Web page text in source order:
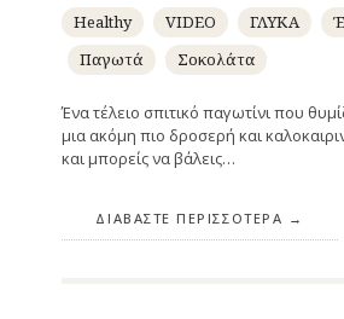
Healthy VIDEO ΓΛΥΚΑ
Παγωτά
Σοκολάτα
Ένα τέλειο σπιτικό παγωτίνι που
μια ακόμη πιο δροσερή και
και μπορείς να βάλεις…
ΔΙΑΒΆΣΤΕ ΠΕΡΙΣΣΌΤΕΡΑ